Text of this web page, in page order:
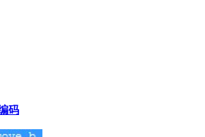
码